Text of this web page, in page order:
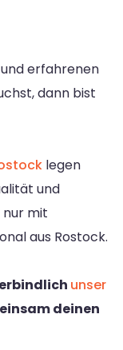
erfahrenen
dann bist
legen
und
mit
aus Rostock.
unser
deinen